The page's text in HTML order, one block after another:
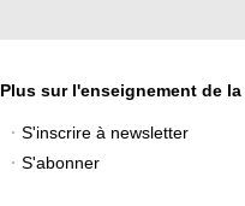
Plus sur l'enseignement de
S'inscrire à newsletter
S'abonner